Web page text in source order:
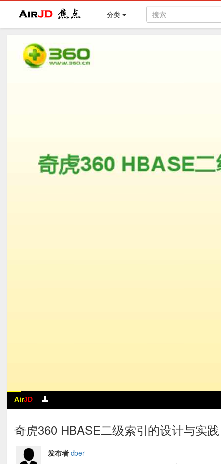
Air焦点 分类
AirJD
奇虎360 HBASE二级索引的设计与实
发布者 dber